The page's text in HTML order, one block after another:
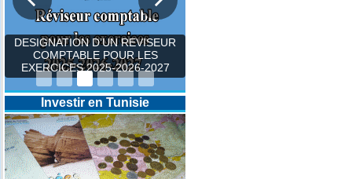
DESIGNATION D’UN REVISEUR
COMPTABLE POUR LES
EXERCICES 2025-2026-2027
Investir en Tunisie